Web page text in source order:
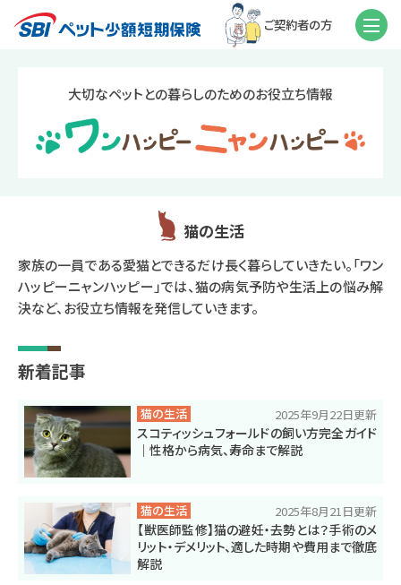
ご契約者の方
大切なペットとの暮らしのためのお役立ち情報
猫の生活
家族の一員である愛猫とできるだけ長く暮らしていきたい。「ワン
ハッピーニャンハッピー」では、猫の病気予防や生活上の悩み解
決など、お役立ち情報を発信していきます。
新着記事
猫の生活 2025年9月22日更新
スコティッシュフォールドの飼い方完全ガイド
｜性格から病気、寿命まで解説
猫の生活 2025年8月21日更新
【獣医師監修】猫の避妊・去勢とは？手術のメ
リット・デメリット、適した時期や費用まで徹底
解説